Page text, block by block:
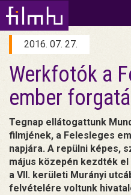
2016. 07. 27.
Werkfotók a
ember
Tegnap ellátogattunk
filmjének, a Felesleges
napjára. A repülni képes,
május közepén kezdték
a VII. kerületi Murányi
felvételére voltunk